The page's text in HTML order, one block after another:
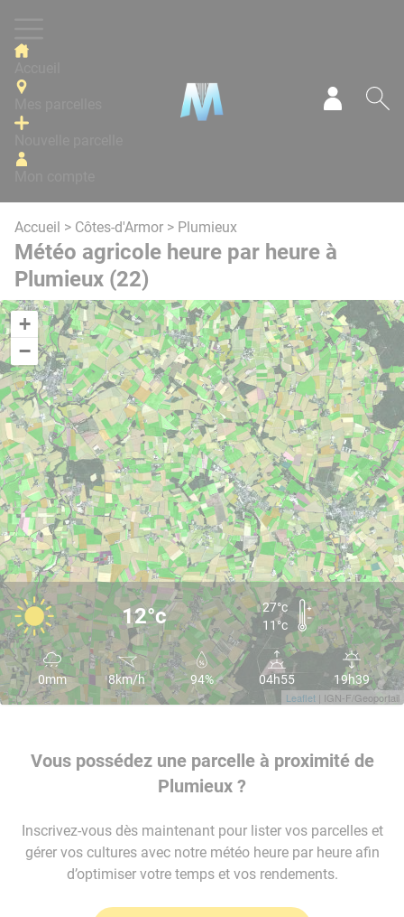
Accueil > Côtes-d'Armor > Plumieux
Météo agricole heure par heure à
Plumieux (22)
+
−
Leaflet | IGN-F/Geoportail
12°c
27°c
11°c
0mm 8km/h 94% 04h55 19h39
Vous possédez une parcelle à proximité de
Plumieux ?
Inscrivez-vous dès maintenant pour lister vos parcelles et
gérer vos cultures avec notre météo heure par heure afin
d’optimiser votre temps et vos rendements.